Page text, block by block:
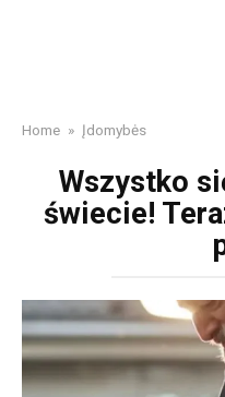
Home » Įdomybės
Wszystko
świecie!